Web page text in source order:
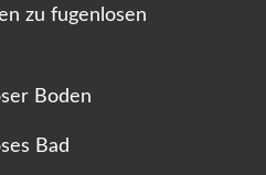
zu fugenlosen
Boden
Bad